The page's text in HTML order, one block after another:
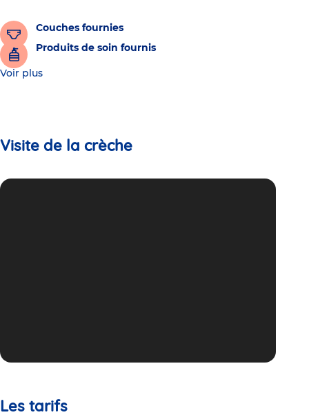
Couches fournies
Produits de soin fournis
Voir plus
Visite de la crèche
Les tarifs